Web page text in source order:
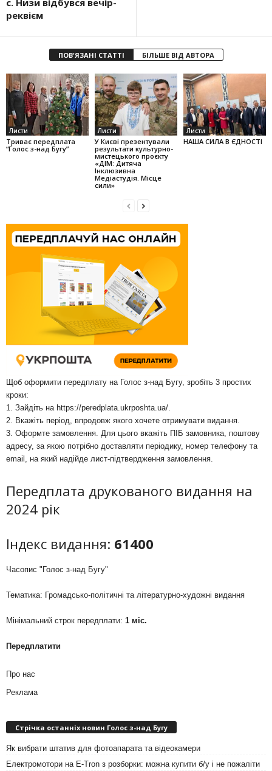
реквієм
ПОВ'ЯЗАНІ СТАТТІ БІЛЬШЕ ВІД АВТОРА
Листи
Триває передплата
“Голос з-над Бугу”
Листи
У Києві презентували
результати культурно-
мистецького проєкту
«ДІМ: Дитяча
Інклюзивна
Медіастудія. Місце
сили»
Листи
НАША СИЛА В ЄДНОСТІ
Щоб оформити передплату на Голос з-над Бугу, зробіть 3 простих
кроки:
1. Зайдіть на https://peredplata.ukrposhta.ua/
2. Вкажіть період, впродовж якого хочете отримувати видання.
3. Оформте замовлення. Для цього вкажіть ПІБ замовника, поштову
адресу, за якою потрібно доставляти періодику, номер телефону та
email, на який надійде лист-підтвердження замовлення.
Передплата друкованого видання на
2024 рік
Індекс видання: 61400
Часопис "Голос з-над Бугу"
Тематика: Громадсько-політичні та літературно-художні видання
Мінімальний строк передплати: 1 міс.
Передплатити
Про нас
Реклама
Стрічка останніх новин Голос з-над Бугу
Як вибрати штатив для фотоапарата та відеокамери
Електромотори на E-Tron з розборки: можна купити б/у і не пожаліти